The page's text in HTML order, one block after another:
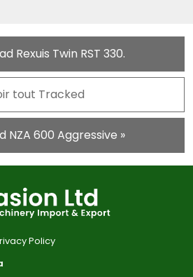
Rexuis Twin RST 330.
tout Tracked
NZA 600 Aggressive »
Policy